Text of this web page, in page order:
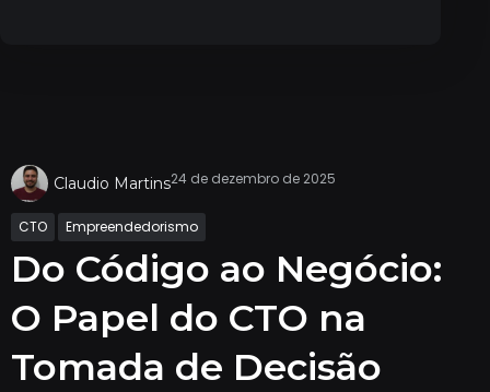
Claudio Martins24 de dezembro de 2025
CTO Empreendedorismo
Do Código ao Negócio:
O Papel do CTO na
Tomada de Decisão